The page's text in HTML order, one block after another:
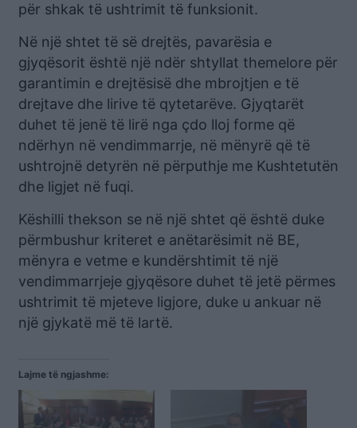
për shkak të ushtrimit të funksionit.
Në një shtet të së drejtës, pavarësia e
gjyqësorit është një ndër shtyllat themelore për
garantimin e drejtësisë dhe mbrojtjen e të
drejtave dhe lirive të qytetarëve. Gjyqtarët
duhet të jenë të lirë nga çdo lloj forme që
ndërhyn në vendimmarrje, në mënyrë që të
ushtrojnë detyrën në përputhje me Kushtetutën
dhe ligjet në fuqi.
Këshilli thekson se në një shtet që është duke
përmbushur kriteret e anëtarësimit në BE,
mënyra e vetme e kundërshtimit të një
vendimmarrjeje gjyqësore duhet të jetë përmes
ushtrimit të mjeteve ligjore, duke u ankuar në
një gjykatë më të lartë.
Lajme të ngjashme: